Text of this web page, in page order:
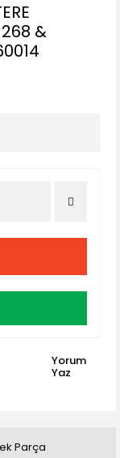
Parça
&
Yorum
Yaz